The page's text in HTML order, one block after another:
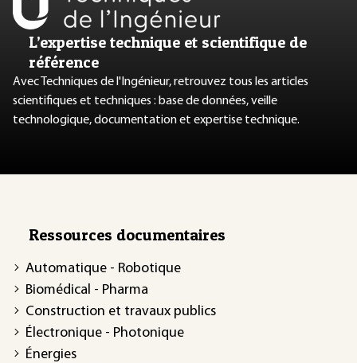
L’expertise technique et scientifique de
référence
Avec Techniques de l'Ingénieur, retrouvez tous les articles
scientifiques et techniques : base de données, veille
technologique, documentation et expertise technique.
Ressources documentaires
Automatique - Robotique
Biomédical - Pharma
Construction et travaux publics
Électronique - Photonique
Énergies